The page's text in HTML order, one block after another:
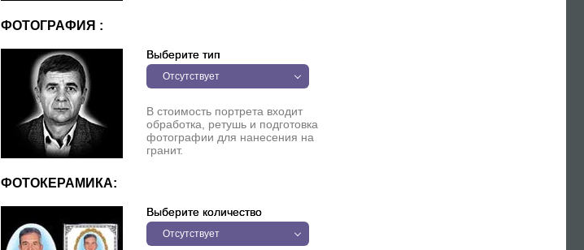
ФОТОГРАФИЯ :
Выберите тип
Отсутствует
В стоимость портрета входит
обработка, ретушь и подготовка
фотографии для нанесения на
гранит.
ФОТОКЕРАМИКА:
Выберите количество
Отсутствует